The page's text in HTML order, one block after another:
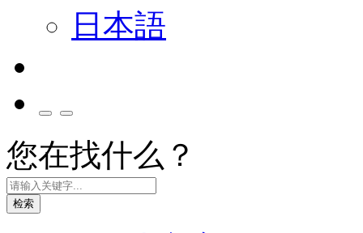
日本語
您在找什么？
检索